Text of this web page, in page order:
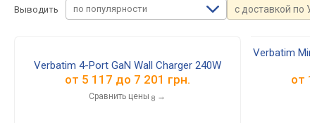
Выводить по популярности с доставкой по
Verbatim 4-Port GaN Wall Charger 240W
от 5 117 до 7 201 грн.
Сравнить цены 8 →
Verbatim
от